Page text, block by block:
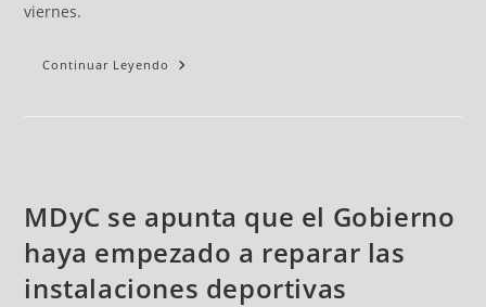
viernes.
Continuar Leyendo
MDyC se apunta que el Gobierno
haya empezado a reparar las
instalaciones deportivas